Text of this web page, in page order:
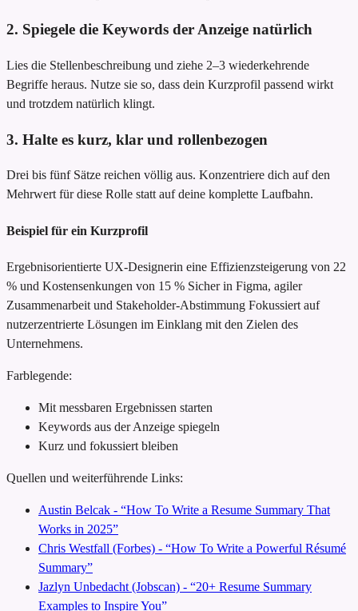
2. Spiegele die Keywords der Anzeige natürlich
Lies die Stellenbeschreibung und ziehe 2–3 wiederkehrende
Begriffe heraus. Nutze sie so, dass dein Kurzprofil passend wirkt
und trotzdem natürlich klingt.
3. Halte es kurz, klar und rollenbezogen
Drei bis fünf Sätze reichen völlig aus. Konzentriere dich auf den
Mehrwert für diese Rolle statt auf deine komplette Laufbahn.
Beispiel für ein Kurzprofil
Ergebnisorientierte UX-Designerin eine Effizienzsteigerung von 22
% und Kostensenkungen von 15 % Sicher in Figma, agiler
Zusammenarbeit und Stakeholder-Abstimmung Fokussiert auf
nutzerzentrierte Lösungen im Einklang mit den Zielen des
Unternehmens.
Farblegende:
Mit messbaren Ergebnissen starten
Keywords aus der Anzeige spiegeln
Kurz und fokussiert bleiben
Quellen und weiterführende Links:
Austin Belcak - “How To Write a Resume Summary That
Works in 2025”
Chris Westfall (Forbes) - “How To Write a Powerful Résumé
Summary”
Jazlyn Unbedacht (Jobscan) - “20+ Resume Summary
Examples to Inspire You”